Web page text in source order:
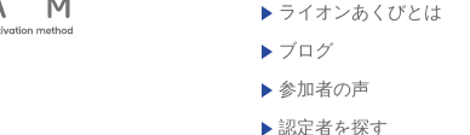
ライオンあくびとは
ブログ
参加者の声
認定者を探す